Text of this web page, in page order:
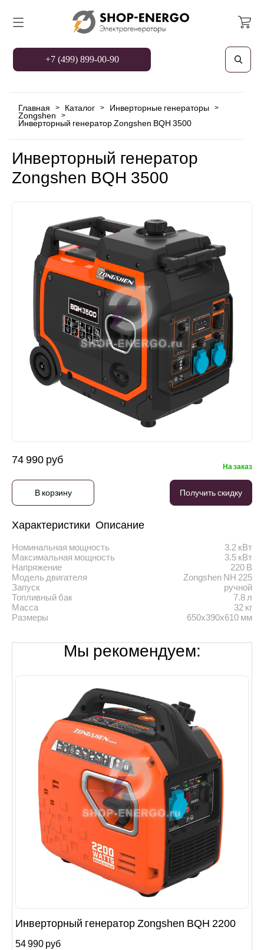
+7 (499) 899-00-90
Главная > Каталог > Инверторные генераторы >
Zongshen >
Инверторный генератор Zongshen BQH 3500
Инверторный генератор
Zongshen BQH 3500
74 990 руб
На заказ
В корзину Получить скидку
Характеристики Описание
Номинальная мощность
3.2 кВт
Максимальная мощность
3.5 кВт
Напряжение
220 В
Модель двигателя
Zongshen NH 225
Запуск
ручной
Топливный бак
7.8 л
Масса
32 кг
Размеры
650х390х610 мм
Мы рекомендуем:
Инверторный генератор Zongshen BQH 2200
54 990 руб